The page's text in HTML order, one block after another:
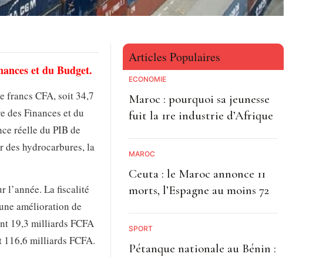
et du Budget.
francs CFA, soit 34,7
des Finances et du
réelle du PIB de
des hydrocarbures, la
l’année. La fiscalité
amélioration de
19,3 milliards FCFA
116,6 milliards FCFA.
Articles Populaires
ECONOMIE
Maroc : pourquoi sa jeunesse
fuit la 1re industrie d’Afrique
MAROC
Ceuta : le Maroc annonce 11
morts, l’Espagne au moins 72
SPORT
Pétanque nationale au Bénin :